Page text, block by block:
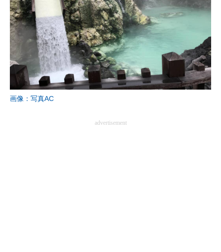
画像：写真AC
advertisement